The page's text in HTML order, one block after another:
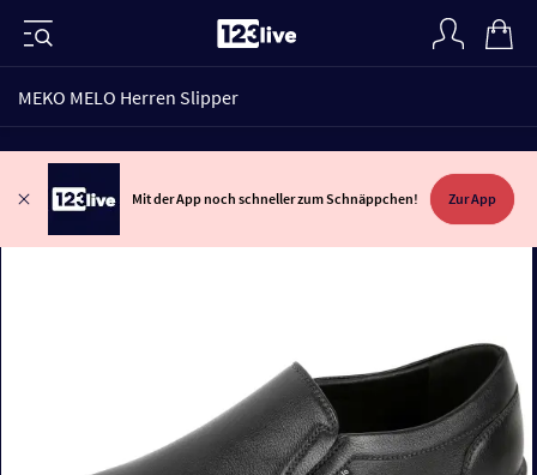
MEKO MELO Herren Slipper
Mit der App noch schneller zum Schnäppchen! Zur App